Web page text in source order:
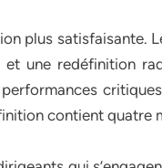
plus satisfaisante.
une redéfinition
contient quatre